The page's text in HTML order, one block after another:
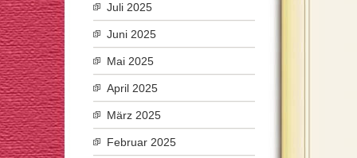
Juli 2025
Juni 2025
Mai 2025
April 2025
März 2025
Februar 2025